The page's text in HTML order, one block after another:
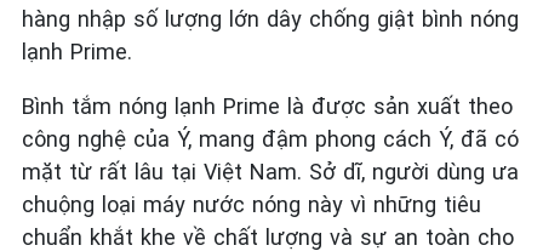
hàng nhập số lượng lớn dây chống giật bình nóng
lạnh Prime.
Bình tắm nóng lạnh Prime là được sản xuất theo
công nghệ của Ý, mang đậm phong cách Ý, đã có
mặt từ rất lâu tại Việt Nam. Sở dĩ, người dùng ưa
chuộng loại máy nước nóng này vì những tiêu
chuẩn khắt khe về chất lượng và sự an toàn cho